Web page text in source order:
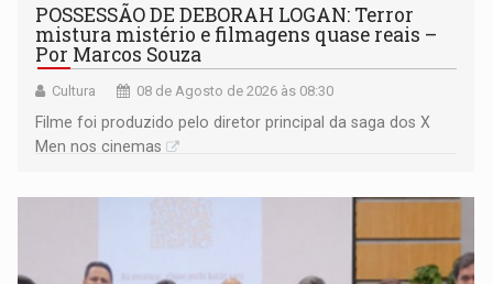
POSSESSÃO DE DEBORAH LOGAN: Terror
mistura mistério e filmagens quase reais –
Por Marcos Souza
Cultura 08 de Agosto de 2026 às 08:30
Filme foi produzido pelo diretor principal da saga dos X
Men nos cinemas